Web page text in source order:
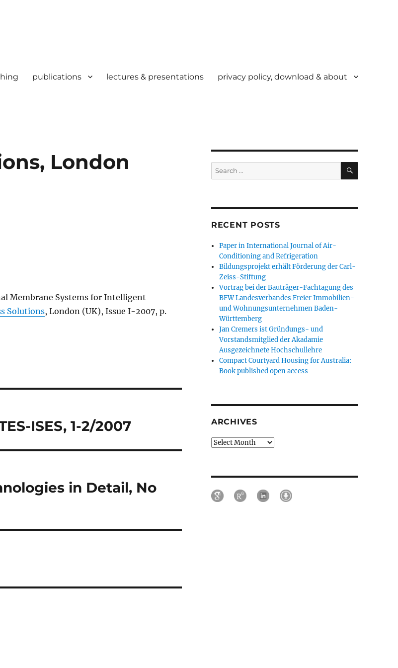
publications lectures & presentations privacy policy, download & about
London
Membrane Systems for Intelligent
Solutions, London (UK), Issue I-2007, p.
ISES, 1-2/2007
in Detail, No
Search
for:
SEARCH
RECENT POSTS
Paper in International Journal of Air-
Conditioning and Refrigeration
Bildungsprojekt erhält Förderung der Carl-
Zeiss-Stiftung
Vortrag bei der Bauträger-Fachtagung des
BFW Landesverbandes Freier Immobilien-
und Wohnungsunternehmen Baden-
Württemberg
Jan Cremers ist Gründungs- und
Vorstandsmitglied der Akadamie
Ausgezeichnete Hochschullehre
Compact Courtyard Housing for Australia:
Book published open access
ARCHIVES
Archives